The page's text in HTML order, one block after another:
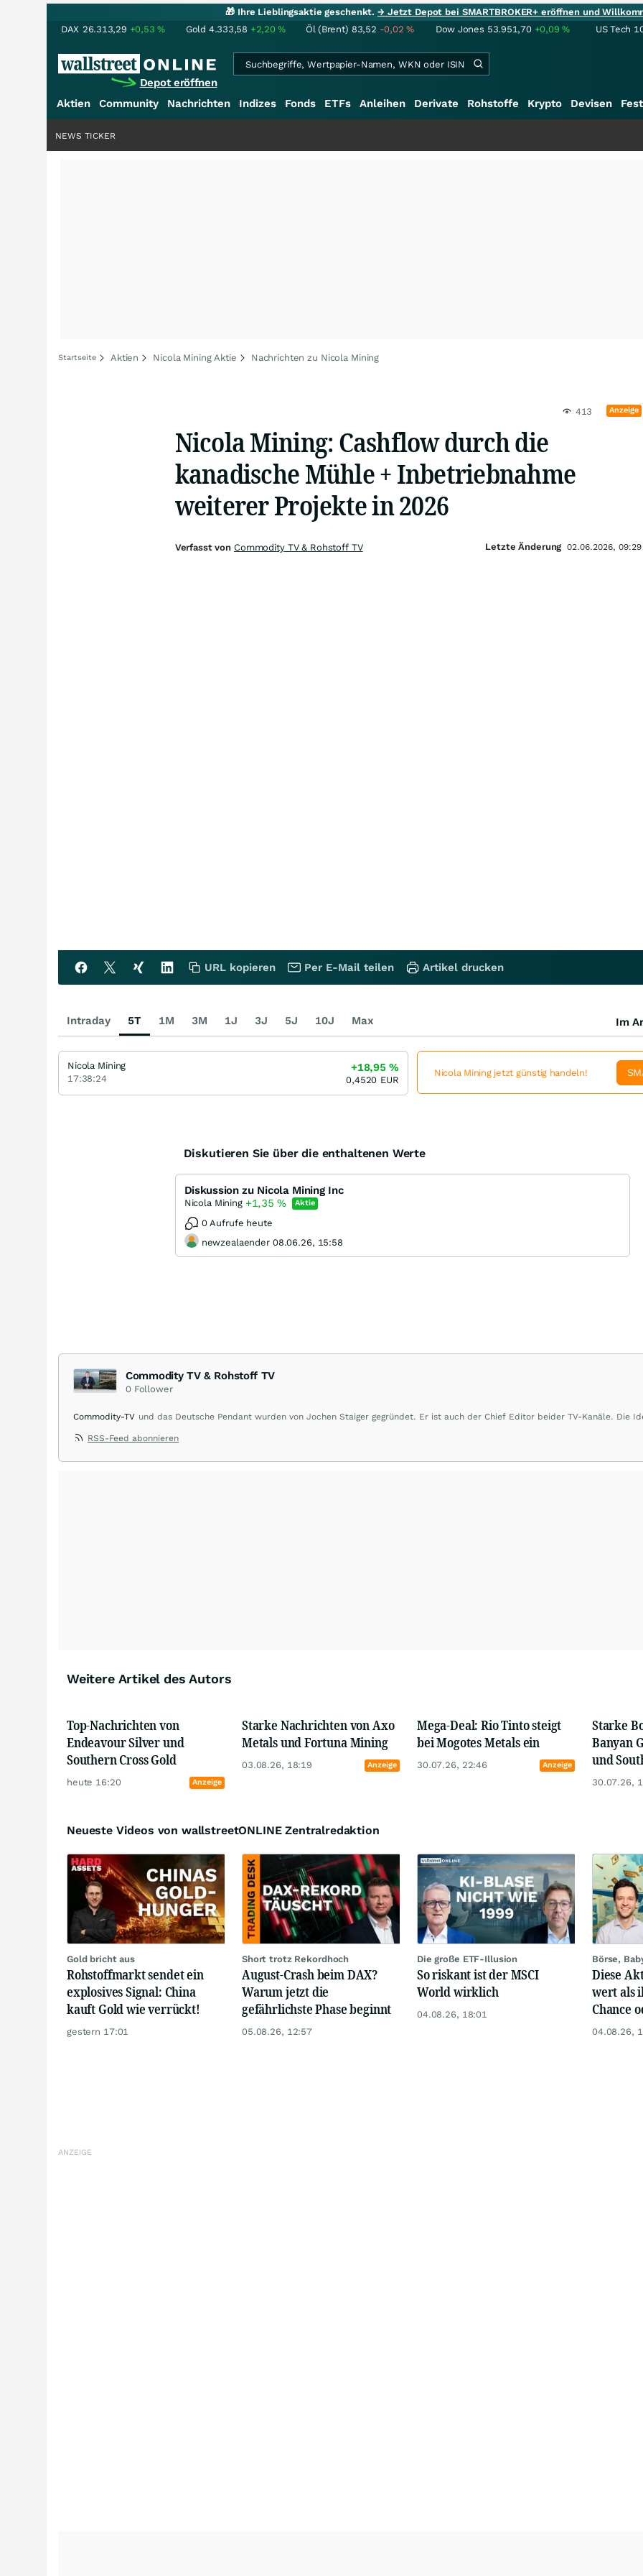
🎁 Ihre Lieblingsaktie geschenkt.→ Jetzt Depot bei SMARTBROKER+ eröffnen und
DAX 26.313,29 +0,53% Gold 4.333,58 +2,20% Öl (Brent) 83,52 -0,02% Dow Jones 53.951,70 +0,09% US Tech
Depot eröffnen
Aktien Community Nachrichten Indizes Fonds ETFs Anleihen Derivate Rohstoffe Krypto Devisen
NEWS TICKER
Startseite Aktien Nicola Mining Aktie Nachrichten zu Nicola Mining
413 Anzeige
Nicola Mining: Cashflow durch die
kanadische Mühle + Inbetriebnahme
weiterer Projekte in 2026
Diskutieren Sie über die enthaltenen Werte
Diskussion zu Nicola Mining Inc
Nicola Mining +1,35% Aktie
0 Aufrufe heute
newzealaender 08.06.26, 15:58
Commodity TV & Rohstoff TV
0 Follower
Commodity-TV und das Deutsche Pendant wurden von Jochen Staiger gegründet. Er ist auch der Chief Editor beider TV-Kanäle. Die
Verfügung zu stellen und durch die Unternehmenspräsentationen Unternehmen vorzustellen und Ideen zu geben. Wenn möglich werden
RSS-Feed abonnieren
Weitere Artikel des Autors
Top-Nachrichten von
Endeavour Silver und
Southern Cross Gold
heute 16:20 Anzeige
Starke Nachrichten von Axo
Metals und Fortuna Mining
03.08.26, 18:19 Anzeige
Mega-Deal: Rio Tinto steigt
bei Mogotes Metals ein
30.07.26, 22:46 Anzeige
Starke
Banyan
und
30.07.26,
Neueste Videos von wallstreetONLINE Zentralredaktion
Gold bricht aus
Rohstoffmarkt sendet ein
explosives Signal: China
kauft Gold wie verrückt!
gestern 17:01
Short trotz Rekordhoch
August-Crash beim DAX?
Warum jetzt die
gefährlichste Phase beginnt
05.08.26, 12:57
Die große ETF-Illusion
So riskant ist der MSCI
World wirklich
04.08.26, 18:01
Börse,
Diese
wert als
Chance
04.08.26,
Verfasst von Commodity TV & Rohstoff TV Letzte Änderung 02.06.2026, 09:29
URL kopieren Per E-Mail teilen Artikel drucken
Intraday 5T 1M 3M 1J 3J 5J 10J Max Im
Nicola Mining
17:38:24
+18,95%
0,4520 EUR
Nicola Mining jetzt günstig handeln!